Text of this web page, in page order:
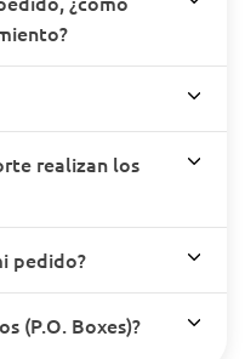
realizan los
pedido?
(P.O. Boxes)?